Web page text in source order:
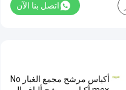
اتصل بنا الآن
أكياس مرشح مجمع الغبار No